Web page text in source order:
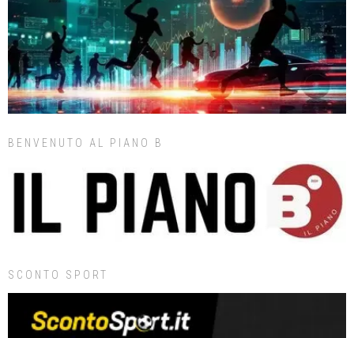
BENVENUTO AL PIANO B
SCONTO SPORT